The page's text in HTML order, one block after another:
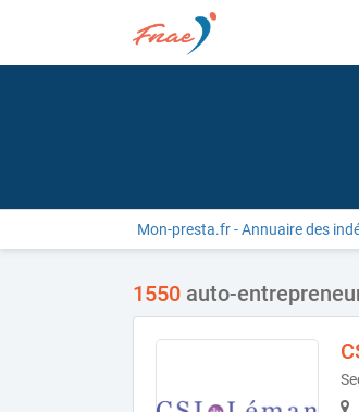
Mon-presta.fr - Annuaire des
1550 auto-